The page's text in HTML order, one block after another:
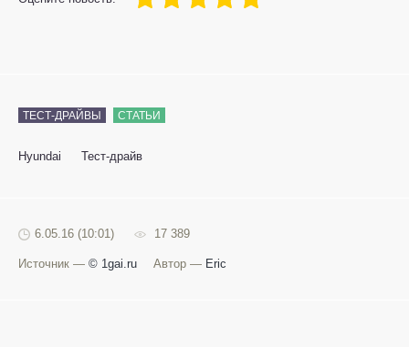
ТЕСТ-ДРАЙВЫ СТАТЬИ
Hyundai Тест-драйв
6.05.16 (10:01) 17 389
Источник — © 1gai.ru Автор — Eric